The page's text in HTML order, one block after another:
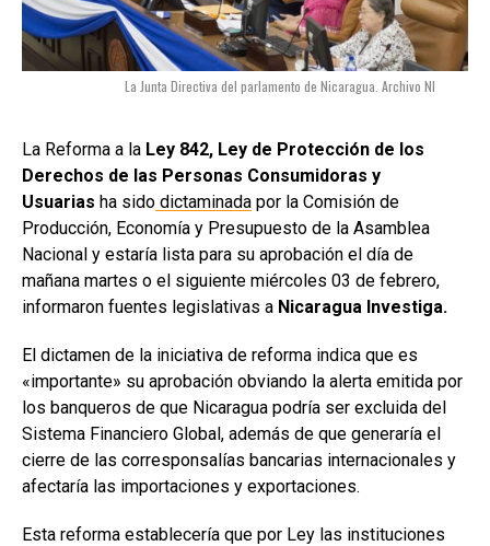
La Junta Directiva del parlamento de Nicaragua. Archivo NI
La Reforma a la Ley 842, Ley de Protección de los
Derechos de las Personas Consumidoras y
Usuarias ha sido dictaminada por la Comisión de
Producción, Economía y Presupuesto de la Asamblea
Nacional y estaría lista para su aprobación el día de
mañana martes o el siguiente miércoles 03 de febrero,
informaron fuentes legislativas a Nicaragua Investiga.
El dictamen de la iniciativa de reforma indica que es
«importante» su aprobación obviando la alerta emitida por
los banqueros de que Nicaragua podría ser excluida del
Sistema Financiero Global, además de que generaría el
cierre de las corresponsalías bancarias internacionales y
afectaría las importaciones y exportaciones.
Esta reforma establecería que por Ley las instituciones